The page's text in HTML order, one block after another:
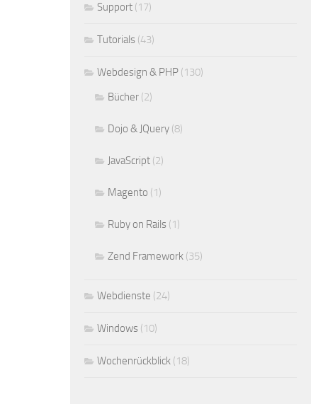
Support (17)
Tutorials (43)
Webdesign & PHP (130)
Bücher (2)
Dojo & JQuery (8)
JavaScript (2)
Magento (1)
Ruby on Rails (1)
Zend Framework (35)
Webdienste (24)
Windows (10)
Wochenrückblick (18)